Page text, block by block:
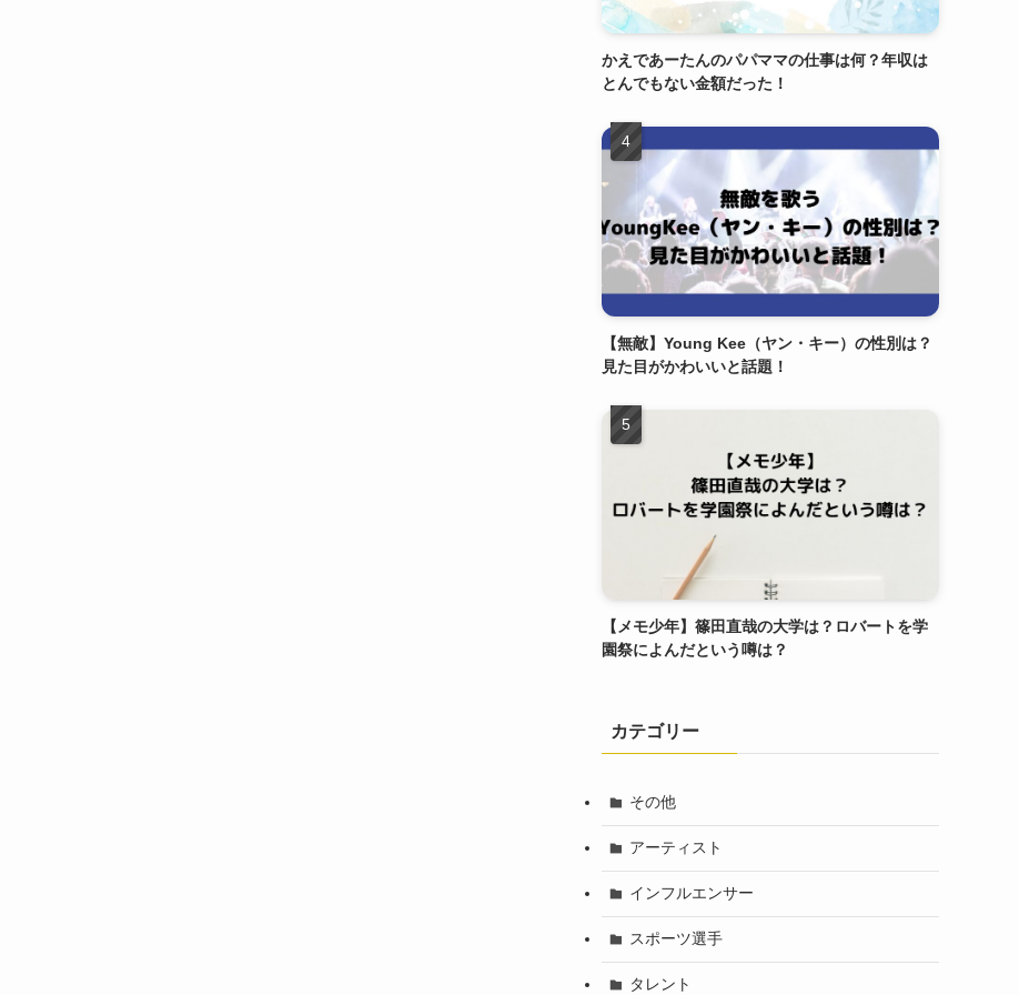
かえであーたんのパパママの仕事は何？年収は
とんでもない金額だった！
【無敵】Young Kee（ヤン・キー）の性別は？
見た目がかわいいと話題！
【メモ少年】篠田直哉の大学は？ロバートを学
園祭によんだという噂は？
カテゴリー
その他
アーティスト
インフルエンサー
スポーツ選手
タレント